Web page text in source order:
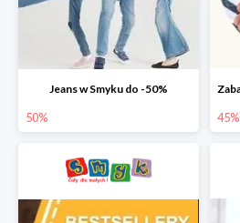
Jeans w Smyku do -50%
50% 45%